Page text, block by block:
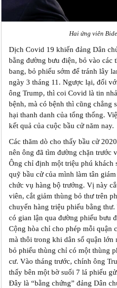
Hai ứng viên
Dịch Covid 19 khiến đảng Dân
bằng đường bưu điện, bỏ vào các
bang, bỏ phiếu sớm để tránh lây
ngày 3 tháng 11. Ngược lại, đối
ông Trump, thì coi Covid là tin
bệnh, mà có bệnh thì cũng chẳng
hại thanh danh của tổng thống.
kết quả của cuộc bầu cử năm nay.
Các thăm dò cho thấy bầu cử
nên ông đã tìm đường chặn trước
Ông chỉ định một triệu phú khách
quỹ bầu cử của mình làm tân
chức vụ hàng bộ trưởng. Vị này
viên, cắt giảm thùng bỏ thư trên
chuyển hàng triệu phiếu bằng
có gian lận qua đường phiếu bưu
Cộng hòa chỉ cho phép mỗi quận
mà thôi trong khi dân số quận
bỏ phiếu thùng chỉ có một thùng
cư. Vào tháng trước, chính ông
thấy bên một bờ suối 7 lá phiếu
Đây là “bằng chứng” đảng Dân